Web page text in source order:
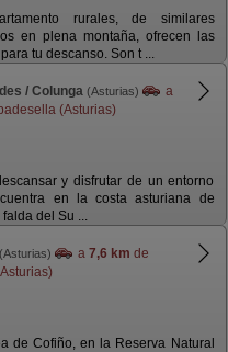
rurales, de similares
en plena montaña, ofrecen las
tu descanso. Son t ...
/ Colunga (Asturias)
a
(Asturias)
y disfrutar de un entorno
en la costa asturiana de
del Su ...
(Asturias) a 7,6 km de
de Cofiño, en la Reserva Natural